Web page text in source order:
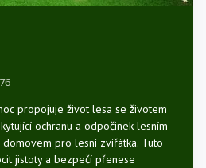
propojuje život lesa se životem
ochranu a odpočinek lesním
pro lesní zvířátka. Tuto
jistoty a bezpečí přenese